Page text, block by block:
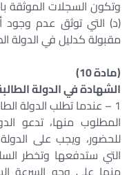
وتكون السجلات الموثقة
(د) التي توثق عدم وجود
مقبولة كدليل في الدولة
(مادة 10)
الشهادة في الدولة
1 – عندما تطلب الدولة
المطلوب منها، تدعو
للحضور، ويجب على
التي ستدفعها وتخطر